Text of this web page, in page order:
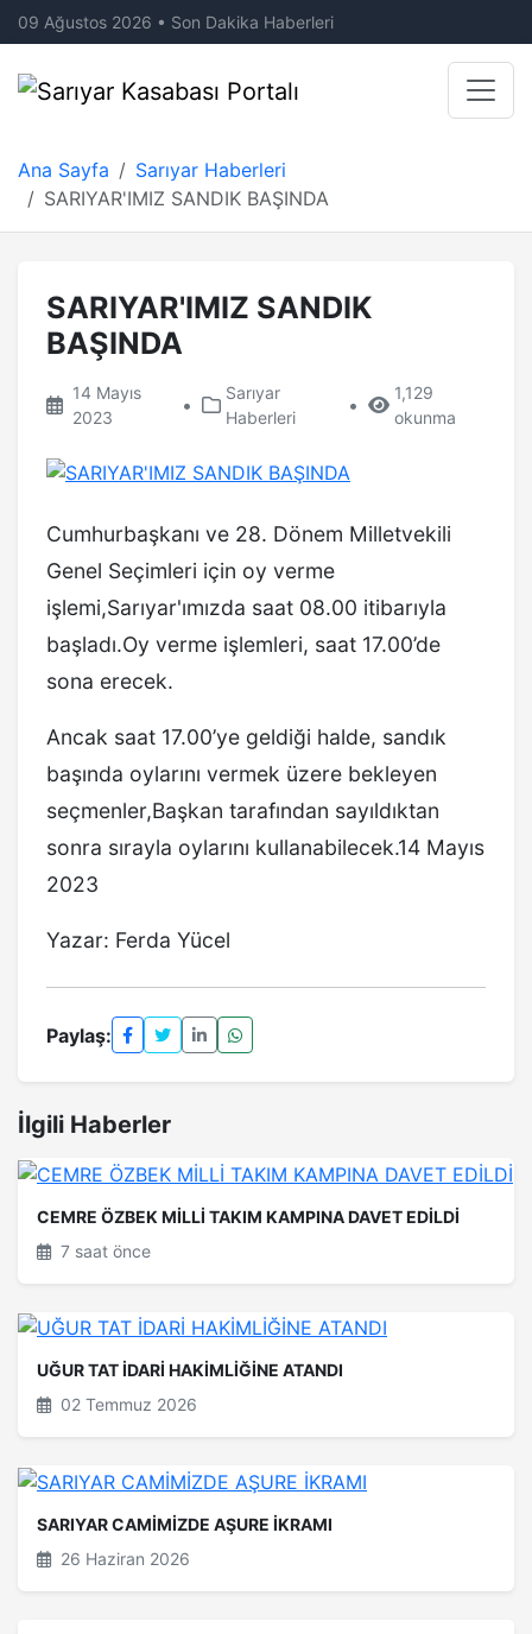
09 Ağustos 2026 • Son Dakika Haberleri
Ana Sayfa
Sarıyar Haberleri
SARIYAR'IMIZ SANDIK BAŞINDA
SARIYAR'IMIZ SANDIK
BAŞINDA
14 Mayıs
2023
•
Sarıyar
Haberleri
•
1,129
okunma
Cumhurbaşkanı ve 28. Dönem Milletvekili
Genel Seçimleri için oy verme
işlemi,Sarıyar'ımızda saat 08.00 itibarıyla
başladı.Oy verme işlemleri, saat 17.00’de
sona erecek.
Ancak saat 17.00’ye geldiği halde, sandık
başında oylarını vermek üzere bekleyen
seçmenler,Başkan tarafından sayıldıktan
sonra sırayla oylarını kullanabilecek.14 Mayıs
2023
Yazar: Ferda Yücel
Paylaş:
İlgili Haberler
CEMRE ÖZBEK MİLLİ TAKIM KAMPINA DAVET EDİLDİ
7 saat önce
UĞUR TAT İDARİ HAKİMLİĞİNE ATANDI
02 Temmuz 2026
SARIYAR CAMİMİZDE AŞURE İKRAMI
26 Haziran 2026